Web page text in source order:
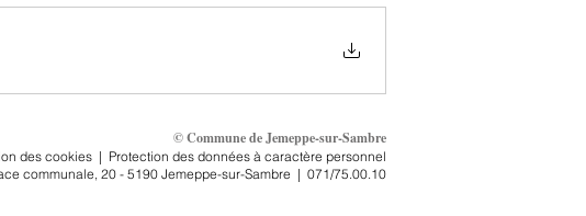
© Commune de Jemeppe-sur-Sambre
des cookies | Protection des données à caractère personnel
communale, 20 - 5190 Jemeppe-sur-Sambre | 071/75.00.10